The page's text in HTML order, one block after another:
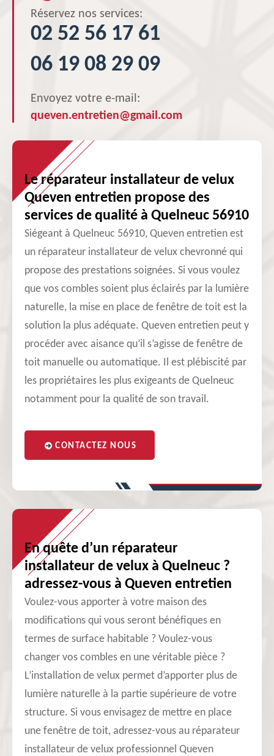
Réservez nos services:
02 52 56 17 61
06 19 08 29 09
Envoyez votre e-mail:
queven.entretien@gmail.com
Le réparateur installateur de velux
Queven entretien propose des
services de qualité à Quelneuc 56910
Siégeant à Quelneuc 56910, Queven entretien est
un réparateur installateur de velux chevronné qui
propose des prestations soignées. Si vous voulez
que vos combles soient plus éclairés par la lumière
naturelle, la mise en place de fenêtre de toit est la
solution la plus adéquate. Queven entretien peut y
procéder avec aisance qu’il s’agisse de fenêtre de
toit manuelle ou automatique. Il est plébiscité par
les propriétaires les plus exigeants de Quelneuc
notamment pour la qualité de son travail.
CONTACTEZ NOUS
En quête d’un réparateur
installateur de velux à Quelneuc ?
adressez-vous à Queven entretien
Voulez-vous apporter à votre maison des
modifications qui vous seront bénéfiques en
termes de surface habitable ? Voulez-vous
changer vos combles en une véritable pièce ?
L’installation de velux permet d’apporter plus de
lumière naturelle à la partie supérieure de votre
structure. Si vous envisagez de mettre en place
une fenêtre de toit, adressez-vous au réparateur
installateur de velux professionnel Queven